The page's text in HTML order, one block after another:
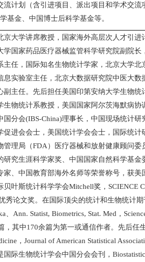
流计划（含引进项目、派出项目和学术交流
基金、中国博士后科学基金等。
京大学讲席教授，国家海外高层次人才引进
学国家药品医疗器械监管科学研究院副院长
主任，国际知名生物统计学家，北京大学北
息实验室主任，北京大数据研究院中医大数
主任。先后担任美国印第安纳大学生物统
生物统计系教授，美国国家阿尔茨海默病协
国分会(IBS-China)理事长，中国现场统计研
进会会士，美国统计学会会士，国际统计
管理局（FDA）医疗器械和放射健康顾问委
究生涯科学家奖、中国国家自然科学基金
家、中国教育部海外名师等荣誉称号，获美
贝叶斯统计科学学会Mitchell奖， SCIENCE
秀论文奖。在国际顶尖的统计和生物统计期
Ann. Statist, Biometrics, Stat. Med ，
，其中170余篇为第一或通信作者。先后任
， Journal of American Statistical
国际生物统计学会中国分会会刊，